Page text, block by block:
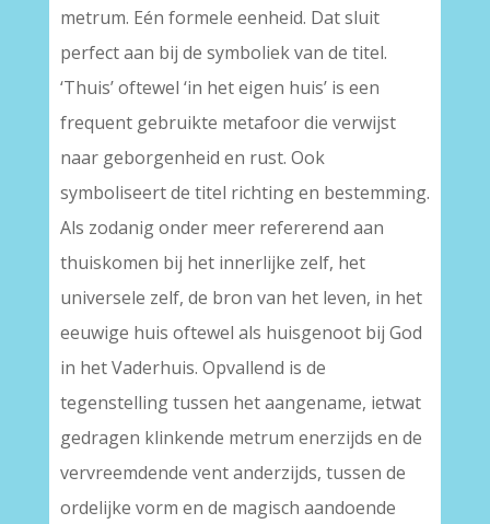
metrum. Eén formele eenheid. Dat sluit
perfect aan bij de symboliek van de titel.
‘Thuis’ oftewel ‘in het eigen huis’ is een
frequent gebruikte metafoor die verwijst
naar geborgenheid en rust. Ook
symboliseert de titel richting en bestemming.
Als zodanig onder meer refererend aan
thuiskomen bij het innerlijke zelf, het
universele zelf, de bron van het leven, in het
eeuwige huis oftewel als huisgenoot bij God
in het Vaderhuis. Opvallend is de
tegenstelling tussen het aangename, ietwat
gedragen klinkende metrum enerzijds en de
vervreemdende vent anderzijds, tussen de
ordelijke vorm en de magisch aandoende